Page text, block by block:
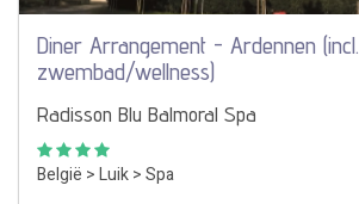
Diner Arrangement - Ardennen (incl.
zwembad/wellness)
Radisson Blu Balmoral Spa
België >Luik>Spa